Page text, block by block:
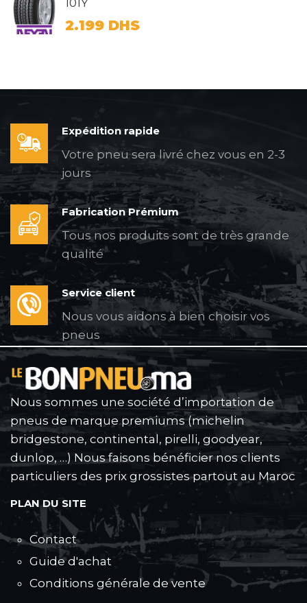
101Y
2.199 DHS
Expédition rapide
Votre pneu sera livré chez vous en 2-3
jours
Fabrication Prémium
Tous nos produits sont de très grande
qualité
Service client
Nous vous aidons à bien choisir vos
pneus
Nous sommes une société d’importation de
pneus de marque premiums (michelin
bridgestone, continental, pirelli, goodyear,
dunlop, …) Nous faisons bénéficier nos clients
particuliers des prix grossistes partout au Maroc
PLAN DU SITE
Contact
Guide d'achat
Conditions générale de vente